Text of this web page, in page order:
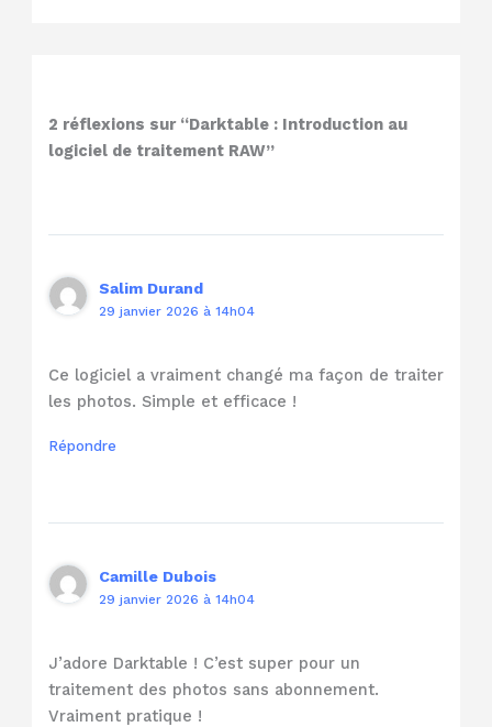
2 réflexions sur “Darktable : Introduction au
logiciel de traitement RAW”
Salim Durand
29 janvier 2026 à 14h04
Ce logiciel a vraiment changé ma façon de traiter
les photos. Simple et efficace !
Répondre
Camille Dubois
29 janvier 2026 à 14h04
J’adore Darktable ! C’est super pour un
traitement des photos sans abonnement.
Vraiment pratique !